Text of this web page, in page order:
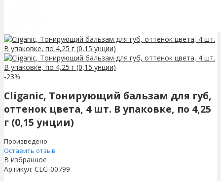
-23%
Cliganic, Тонирующий бальзам для губ,
оттенок цвета, 4 шт. В упаковке, по 4,25
г (0,15 унции)
Произведено
Оставить отзыв
В избранное
Артикул: CLG-00799